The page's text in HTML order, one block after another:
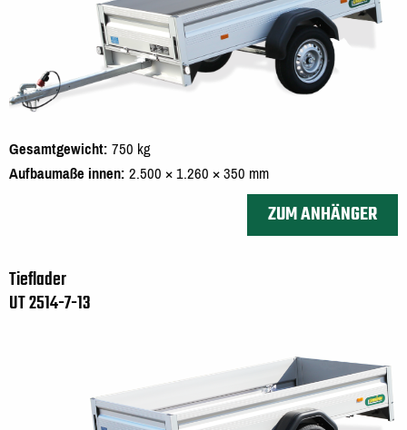
Gesamtgewicht 750 kg
Aufbaumaße innen 2.500 × 1.260 × 350 mm
ZUM ANHÄNGER
Tieflader
UT 2514-7-13